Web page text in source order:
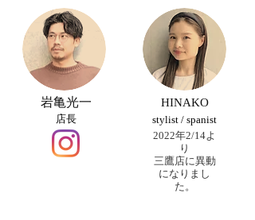
​岩亀光一
​店長
HINAKO
stylist / spanist
2022年2/14よ
り
三鷹店に異動
になりまし
た。